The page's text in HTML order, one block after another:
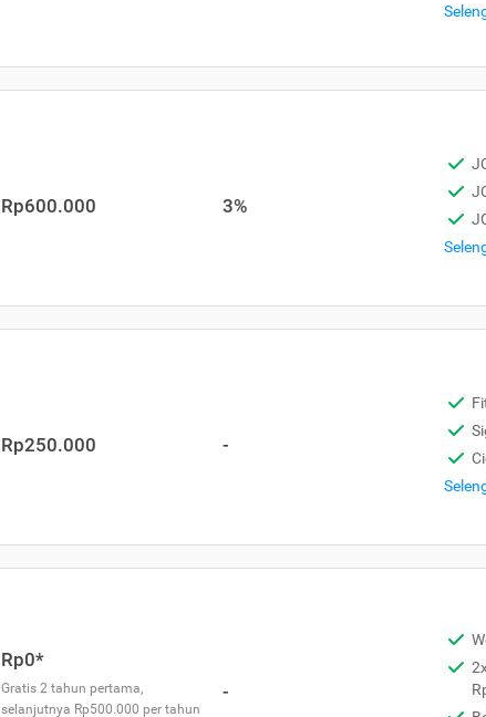
Rp600.000 3%
Rp250.000 -
Rp0*
Gratis 2 tahun pertama,
selanjutnya Rp500.000 per tahun
-